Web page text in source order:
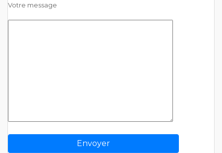
Votre message